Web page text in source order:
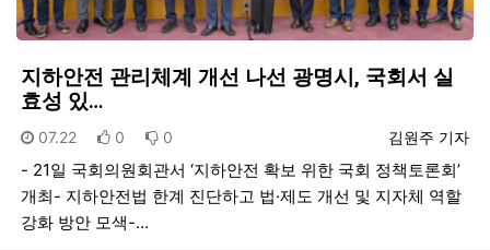
지하안전 관리체계 개선 나선 광명시, 국회서 실
효성 있…
등록자
김원주 기자
등록일
07.22 추천
0 비추천
0
- 21일 국회의원회관서 ‘지하안전 확보 위한 국회 정책토론회’
개최- 지하안전법 한계 진단하고 법·제도 개선 및 지자체 역할
강화 방안 모색-…